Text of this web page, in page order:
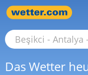
Das Wetter